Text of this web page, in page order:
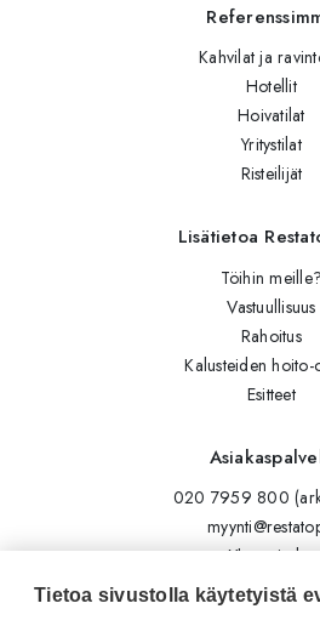
Kahvilat ja
Hotellit
Hoivatilat
Yritystilat
Risteilijät
Lisätietoa
Töihin meille?
Vastuullisuus
Rahoitus
Kalusteiden hoito-
Esitteet
020 7959 800
Yhteystiedot
Lähetä viesti
Tietoa sivustolla käytetyistä